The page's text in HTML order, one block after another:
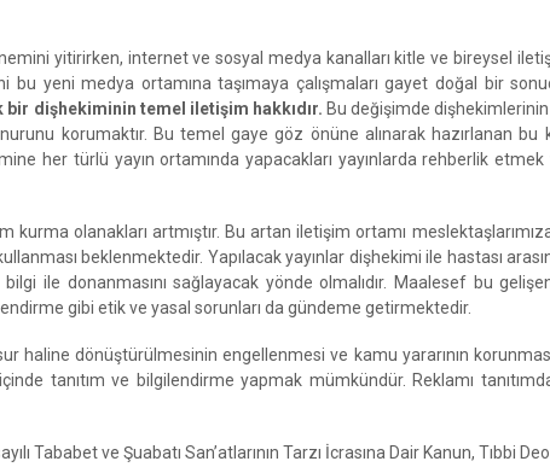
yitirirken, internet ve sosyal medya kanalları kitle ve bireysel
bu yeni medya ortamına taşımaya çalışmaları gayet doğal bir
dişhekiminin temel iletişim hakkıdır. Bu değişimde
korumaktır. Bu temel gaye göz önüne alınarak hazırlanan bu
her türlü yayın ortamında yapacakları yayınlarda rehberlik etmek
kurma olanakları artmıştır. Bu artan iletişim ortamı
beklenmektedir. Yapılacak yayınlar dişhekimi ile hastası
ile donanmasını sağlayacak yönde olmalıdır. Maalesef bu
gibi etik ve yasal sorunları da gündeme getirmektedir.
haline dönüştürülmesinin engellenmesi ve kamu yararının
tanıtım ve bilgilendirme yapmak mümkündür. Reklamı
Tababet ve Şuabatı San’atlarının Tarzı İcrasına Dair Kanun, Tıbbi